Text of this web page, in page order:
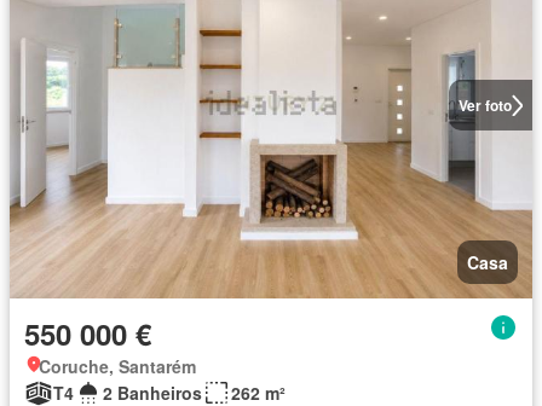
Ver foto
Casa
550 000 €
Coruche, Santarém
T4
2 Banheiros 262 m²